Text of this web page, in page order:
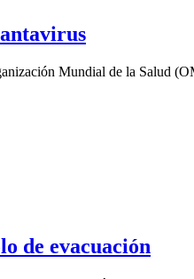
Mundial de la Salud
de evacuación